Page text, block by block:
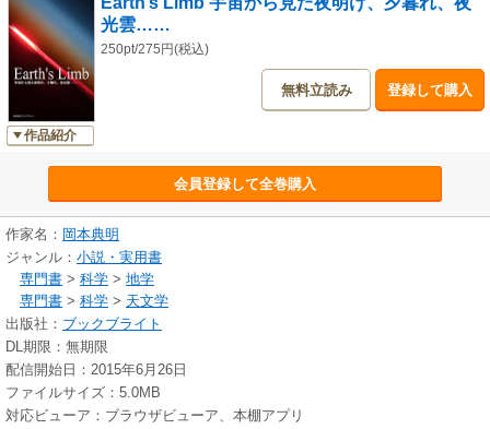
▼宇宙から見た夜明け
真っ暗な中に浮かび上がる朝日が幻想的な雰囲気をかもし出す、ISSからみ
た夜明けの風景を紹介。
▼宇宙から見た夕暮れ
およそ90分で地球を1周するISSからは1日に16回、日没が訪れます。ISSか
らみた夕暮れや日没の風景などを紹介。
▼宇宙から見た夜光雲と月
地球大気の成層圏の上にある中間圏でできる雲「夜光雲」などの写真を紹
介。
※本書と既刊の『宇宙から見た夜の地球』の画像を1冊にまとめた『宇宙か
ら見た 地球 光の風景』も発売中です。
作品紹介
光雲……
250pt/275円(税込)
無料立読み 登録して購入
会員登録して全巻購入
作家名： 岡本典明
ジャンル： 小説・実用書
専門書 > 科学 > 地学
専門書 > 科学 > 天文学
出版社： ブックブライト
DL期限：無期限
配信開始日：2015年6月26日
ファイルサイズ：5.0MB
対応ビューア：ブラウザビューア、本棚アプリ